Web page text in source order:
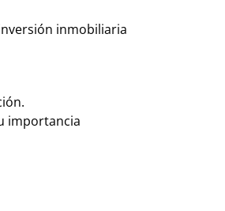
inmobiliaria
importancia